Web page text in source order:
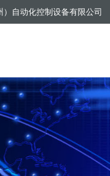
自动化控制设备有限公司